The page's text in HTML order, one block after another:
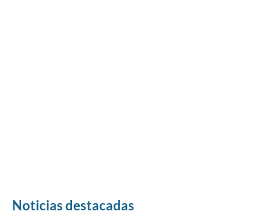
Noticias destacadas